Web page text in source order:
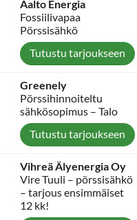
Aalto Energia
Fossiilivapaa
Pörssisähkö
Tutustu tarjoukseen
Greenely
Pörssihinnoiteltu
sähkösopimus – Talo
Tutustu tarjoukseen
Vihreä Älyenergia Oy
Vire Tuuli – pörssisähkö
– tarjous ensimmäiset
12 kk!